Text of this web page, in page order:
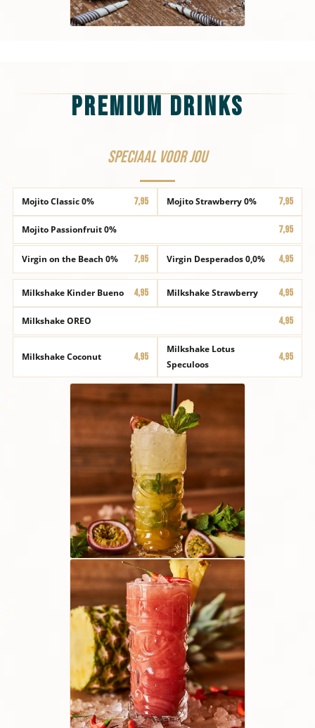
Premium Drinks
Speciaal voor jou
Mojito Classic 0% 7,95 Mojito Strawberry 0% 7,95
Mojito Passionfruit 0% 7,95
Virgin on the Beach 0% 7,95 Virgin Desperados 0,0% 4,95
Milkshake Kinder Bueno 4,95 Milkshake Strawberry 4,95
Milkshake OREO 4,95
Milkshake Coconut 4,95
Milkshake Lotus
Speculoos
4,95